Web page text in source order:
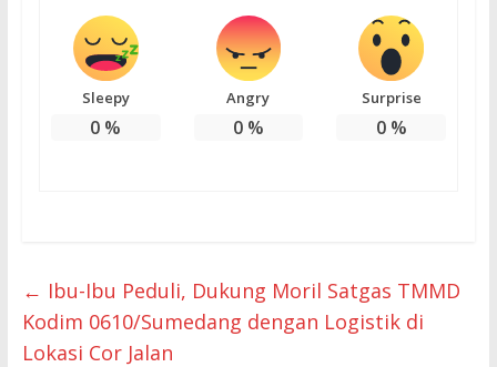
Sleepy
0 %
Angry
0%
Surprise
0%
← Ibu-Ibu Peduli, Dukung Moril Satgas TMMD
Kodim 0610/Sumedang dengan Logistik di
Lokasi Cor Jalan